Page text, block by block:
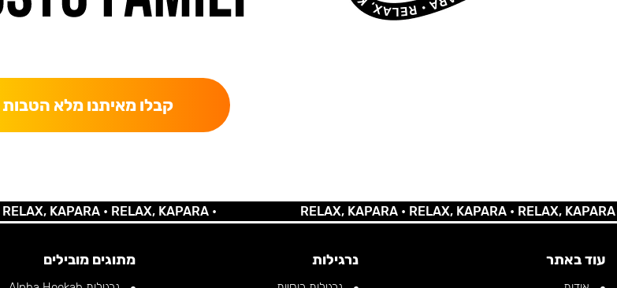
קבלו מאיתנו מלא הטבות
KAPARA •RELAX, KAPARA • RELAX, KAPARA •RELAX, KAPARA •RELAX, KAPARA •
עוד באתר נרגילות מתוגים מובילים